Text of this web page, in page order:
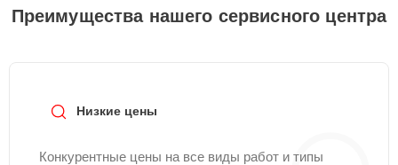
Преимущества нашего сервисного центра
Низкие цены
Конкурентные цены на все виды работ и типы